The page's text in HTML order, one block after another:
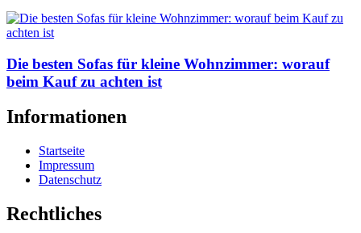
Die besten Sofas für kleine Wohnzimmer: worauf
beim Kauf zu achten ist
Informationen
Startseite
Impressum
Datenschutz
Rechtliches